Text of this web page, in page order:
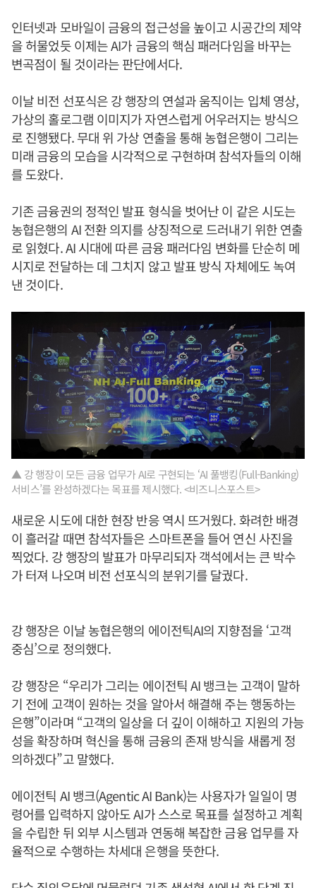
인터넷과 모바일이 금융의 접근성을 높이고 시공간의 제약
을 허물었듯 이제는 AI가 금융의 핵심 패러다임을 바꾸는
변곡점이 될 것이라는 판단에서다.
이날 비전 선포식은 강 행장의 연설과 움직이는 입체 영상,
가상의 홀로그램 이미지가 자연스럽게 어우러지는 방식으
로 진행됐다. 무대 위 가상 연출을 통해 농협은행이 그리는
미래 금융의 모습을 시각적으로 구현하며 참석자들의 이해
를 도왔다.
기존 금융권의 정적인 발표 형식을 벗어난 이 같은 시도는
농협은행의 AI 전환 의지를 상징적으로 드러내기 위한 연출
로 읽혔다. AI 시대에 따른 금융 패러다임 변화를 단순히 메
시지로 전달하는 데 그치지 않고 발표 방식 자체에도 녹여
낸 것이다.
▲ 강 행장이 모든 금융 업무가 AI로 구현되는 ‘AI 풀뱅킹(Full-Banking)
서비스’를 완성하겠다는 목표를 제시했다. <비즈니스포스트>
새로운 시도에 대한 현장 반응 역시 뜨거웠다. 화려한 배경
이 흘러갈 때면 참석자들은 스마트폰을 들어 연신 사진을
찍었다. 강 행장의 발표가 마무리되자 객석에서는 큰 박수
가 터져 나오며 비전 선포식의 분위기를 달궜다.
강 행장은 이날 농협은행의 에이전틱AI의 지향점을 ‘고객
중심’으로 정의했다.
강 행장은 “우리가 그리는 에이전틱 AI 뱅크는 고객이 말하
기 전에 고객이 원하는 것을 알아서 해결해 주는 행동하는
은행”이라며 “고객의 일상을 더 깊이 이해하고 지원의 가능
성을 확장하며 혁신을 통해 금융의 존재 방식을 새롭게 정
의하겠다”고 말했다.
에이전틱 AI 뱅크(Agentic AI Bank)는 사용자가 일일이 명
령어를 입력하지 않아도 AI가 스스로 목표를 설정하고 계획
을 수립한 뒤 외부 시스템과 연동해 복잡한 금융 업무를 자
율적으로 수행하는 차세대 은행을 뜻한다.